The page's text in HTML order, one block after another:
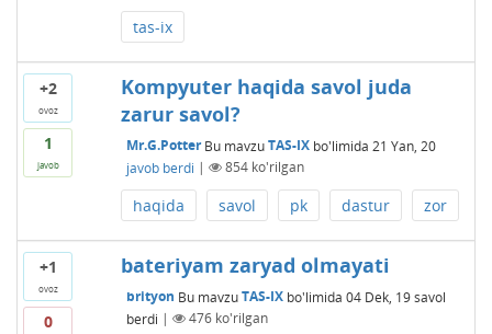
tas-ix
+2
ovoz
1
javob
Kompyuter haqida savol juda
zarur savol?
Mr.G.Potter Bu mavzuTAS-IXbo'limida 21 Yan, 20
javob berdi | 854ko'rilgan
haqida savol pk dastur zor
+1
ovoz
0
bateriyam zaryad olmayati
brityon Bu mavzuTAS-IXbo'limida 04 Dek, 19 savol
berdi | 476ko'rilgan